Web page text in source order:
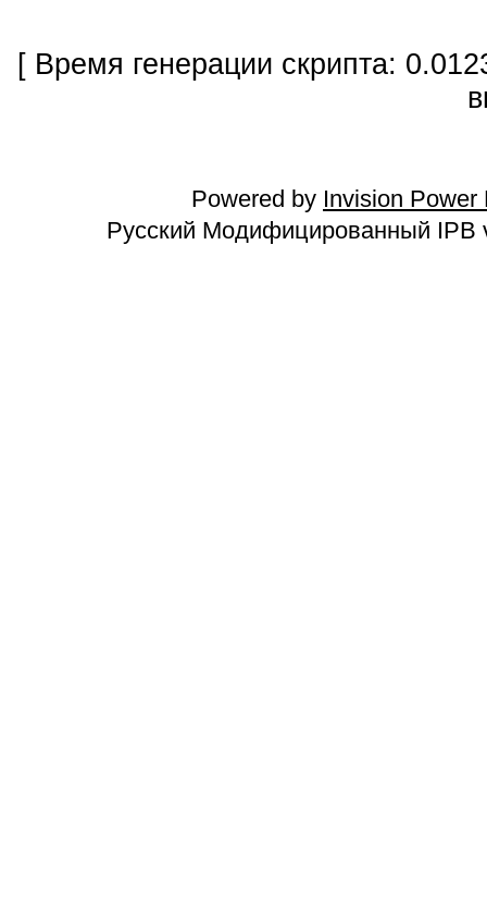
[ Время генерации скрипта:
Powered by Invision Power
Русский Модифицированный IPB